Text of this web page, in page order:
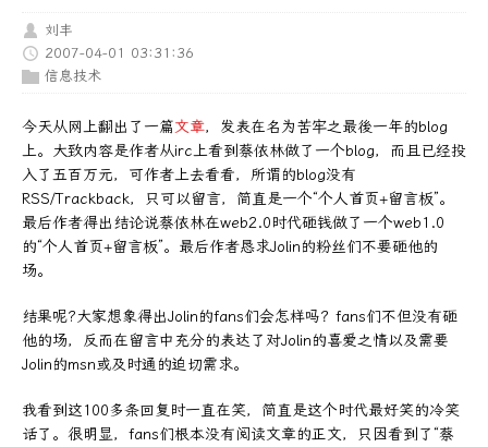
刘丰
2007-04-01 03:31:36
信息技术
今天从网上翻出了一篇文章，发表在名为苦牢之最後一年的blog
上。大致内容是作者从irc上看到蔡依林做了一个blog，而且已经投
入了五百万元，可作者上去看看，所谓的blog没有
RSS/Trackback，只可以留言，简直是一个“个人首页+留言板”。
最后作者得出结论说蔡依林在web2.0时代砸钱做了一个web1.0
的“个人首页+留言板”。最后作者恳求Jolin的粉丝们不要砸他的
场。
结果呢?大家想象得出Jolin的fans们会怎样吗？fans们不但没有砸
他的场，反而在留言中充分的表达了对Jolin的喜爱之情以及需要
Jolin的msn或及时通的迫切需求。
我看到这100多条回复时一直在笑，简直是这个时代最好笑的冷笑
话了。很明显，fans们根本没有阅读文章的正文，只因看到了“蔡